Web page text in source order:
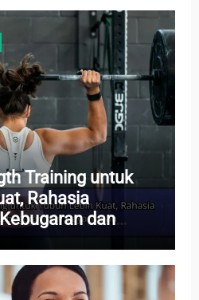
Training untuk
Rahasia
dan